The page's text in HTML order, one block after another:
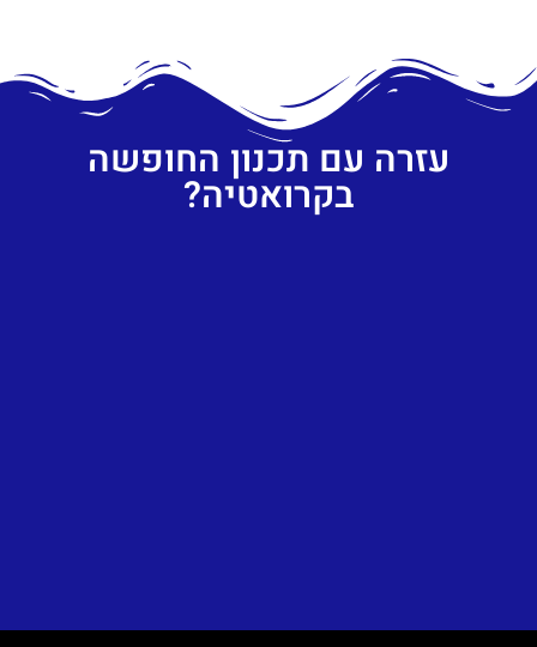
עזרה עם תכנון החופשה
בקרואטיה?